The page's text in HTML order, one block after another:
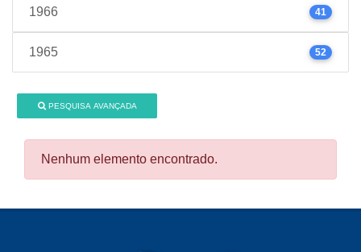
1966 41
1965 52
PESQUISA AVANÇADA
Nenhum elemento encontrado.